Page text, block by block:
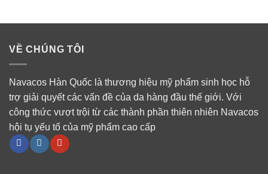
VỀ CHÚNG TÔI
Navacos Hàn Quốc là thương hiệu mỹ phẩm sinh học hỗ
trợ giải quyết các vấn đề của da hàng đầu thế giới. Với
công thức vượt trội từ các thành phần thiên nhiên Navacos
hội tụ yếu tố của mỹ phẩm cao cấp